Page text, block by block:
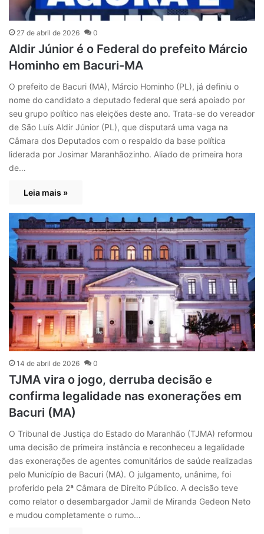
27 de abril de 2026 0
Aldir Júnior é o Federal do prefeito Márcio
Hominho em Bacuri-MA
O prefeito de Bacuri (MA), Márcio Hominho (PL), já definiu o
nome do candidato a deputado federal que será apoiado por
seu grupo político nas eleições deste ano. Trata-se do vereador
de São Luís Aldir Júnior (PL), que disputará uma vaga na
Câmara dos Deputados com o respaldo da base política
liderada por Josimar Maranhãozinho. Aliado de primeira hora
de…
Leia mais »
14 de abril de 2026 0
TJMA vira o jogo, derruba decisão e
confirma legalidade nas exonerações em
Bacuri (MA)
O Tribunal de Justiça do Estado do Maranhão (TJMA) reformou
uma decisão de primeira instância e reconheceu a legalidade
das exonerações de agentes comunitários de saúde realizadas
pelo Município de Bacuri (MA). O julgamento, unânime, foi
proferido pela 2ª Câmara de Direito Público. A decisão teve
como relator o desembargador Jamil de Miranda Gedeon Neto
e mudou completamente o rumo…